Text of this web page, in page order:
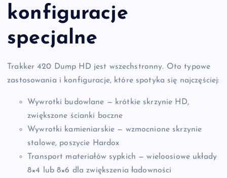
konfiguracje
specjalne
Trakker 420 Dump HD jest wszechstronny. Oto typowe
zastosowania i konfiguracje, które spotyka się najczęściej:
Wywrotki budowlane — krótkie skrzynie HD,
zwiększone ścianki boczne
Wywrotki kamieniarskie — wzmocnione skrzynie
stalowe, poszycie Hardox
Transport materiałów sypkich — wieloosiowe układy
8×4 lub 8×6 dla zwiększenia ładowności